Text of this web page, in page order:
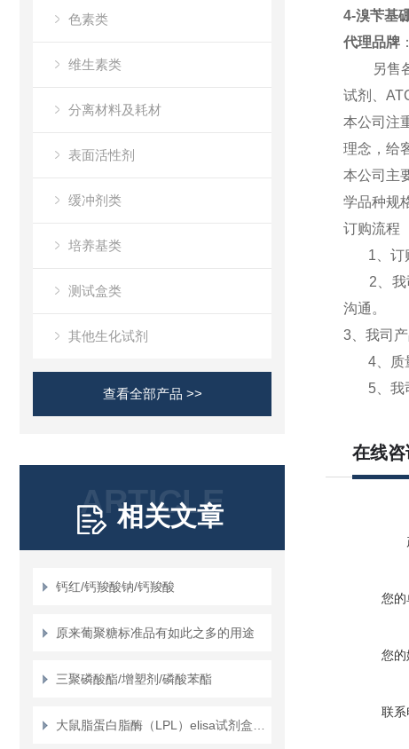
色素类
维生素类
分离材料及耗材
表面活性剂
缓冲剂类
培养基类
测试盒类
其他生化试剂
查看全部产品 >>
ARTICLE
相关文章
钙红/钙羧酸钠/钙羧酸
原来葡聚糖标准品有如此之多的用途
三聚磷酸酯/增塑剂/磷酸苯酯
4-溴苄基
代理品牌：
另售各
试剂、
本公司注
理念，给
本公司主
学品种规
订购流程
1、订购
2、我司
沟通 。
3、我司
4、质量
5、我司
在线咨
您的
您的
联系